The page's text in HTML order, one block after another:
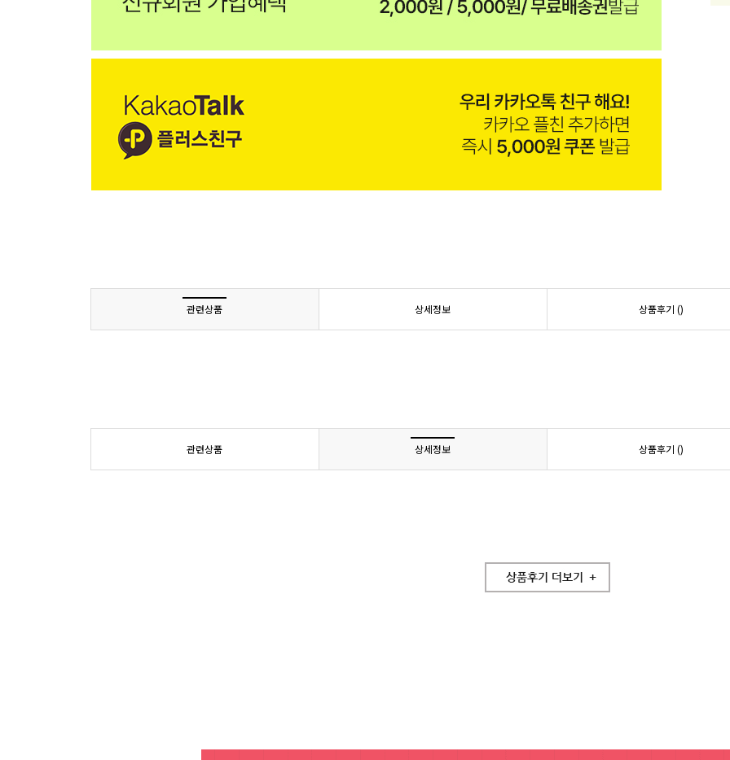
관련상품 상세정보 상품후기 ()
관련상품 상세정보 상품후기 ()